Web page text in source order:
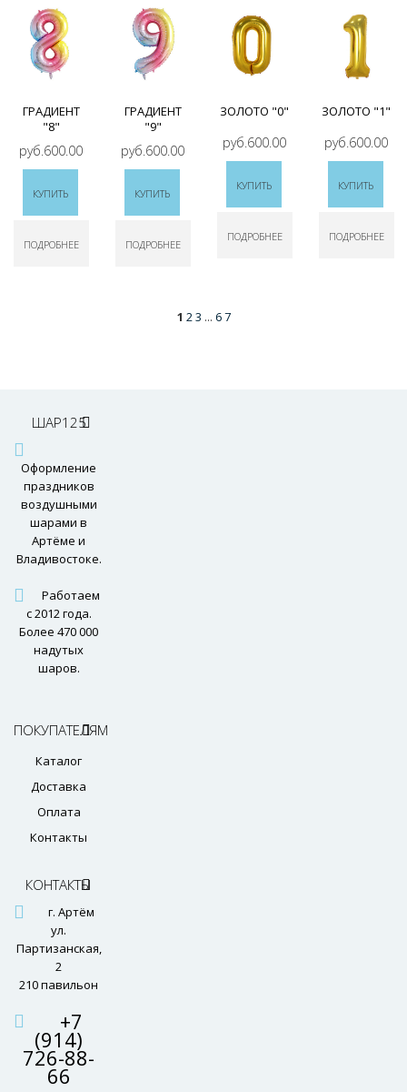
ГРАДИЕНТ
"8"
руб.600.00
КУПИТЬ
ПОДРОБНЕЕ
ГРАДИЕНТ
"9"
руб.600.00
КУПИТЬ
ПОДРОБНЕЕ
ЗОЛОТО "0"
руб.600.00
КУПИТЬ
ПОДРОБНЕЕ
ЗОЛОТО "1"
руб.600.00
КУПИТЬ
ПОДРОБНЕЕ
1 23 ... 67
ШАР125
Оформление
праздников
воздушными
шарами в
Артёме и
Владивостоке.
Работаем
с 2012 года.
Более 470 000
надутых
шаров.
ПОКУПАТЕЛЯМ
Каталог
Доставка
Оплата
Контакты
КОНТАКТЫ
г. Артём
ул.
Партизанская,
2
210 павильон
+7
(914)
726-88-
66